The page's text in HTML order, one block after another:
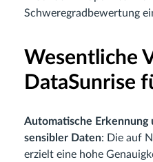
Schweregradbewertung
Wesentliche
DataSunrise
Automatische Erkennung
sensibler Daten: Die auf
erzielt eine hohe